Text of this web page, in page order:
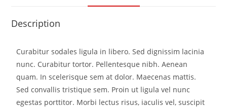
Description
Curabitur sodales ligula in libero. Sed dignissim lacinia
nunc. Curabitur tortor. Pellentesque nibh. Aenean
quam. In scelerisque sem at dolor. Maecenas mattis.
Sed convallis tristique sem. Proin ut ligula vel nunc
egestas porttitor. Morbi lectus risus, iaculis vel, suscipit